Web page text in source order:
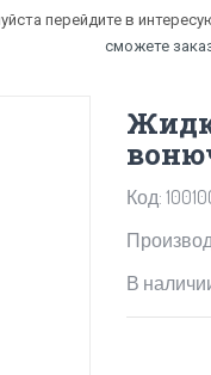
перейдите в
сможете
Код:
В